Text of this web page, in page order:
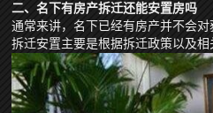
二、名下有房产拆迁还能安置房吗
通常来讲，名下已经有房产并不会对
拆迁安置主要是根据拆迁政策以及